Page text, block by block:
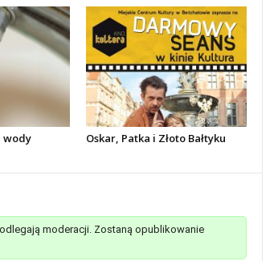
wody Oskar, Patka i Złoto Bałtyku
moderacji. Zostaną opublikowanie